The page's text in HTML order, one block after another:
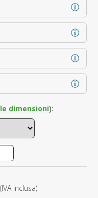
dimensioni):
(IVA inclusa)